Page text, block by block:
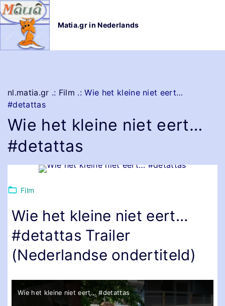
G
a
Matia.gr in Nederlands
nl.matia.gr .: Film .:Wie het kleine niet eert…
#detattas
Wie het kleine niet eert…
#detattas
Film
Wie het kleine niet eert…
#detattas Trailer
(Nederlandse ondertiteld)
Wie het kleine niet eert… #detattas